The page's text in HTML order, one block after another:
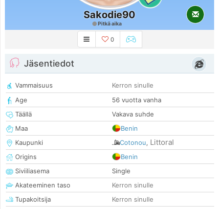
Sakodie90
Pitkä aika
0
Jäsentiedot
Vammaisuus
Kerron sinulle
Age
56 vuotta vanha
Täällä
Vakava suhde
Maa
Benin
Kaupunki
Cotonou, Littoral
Origins
Benin
Siviiliasema
Single
Akateeminen taso
Kerron sinulle
Tupakoitsija
Kerron sinulle